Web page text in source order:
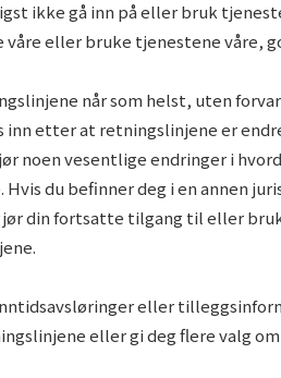
ikke gå inn på eller bruk
eller bruke tjenestene våre,
når som helst, uten
inn etter at retningslinjene er
noen vesentlige endringer i
du befinner deg i en annen
din fortsatte tilgang til eller
eller
eller gi deg flere valg